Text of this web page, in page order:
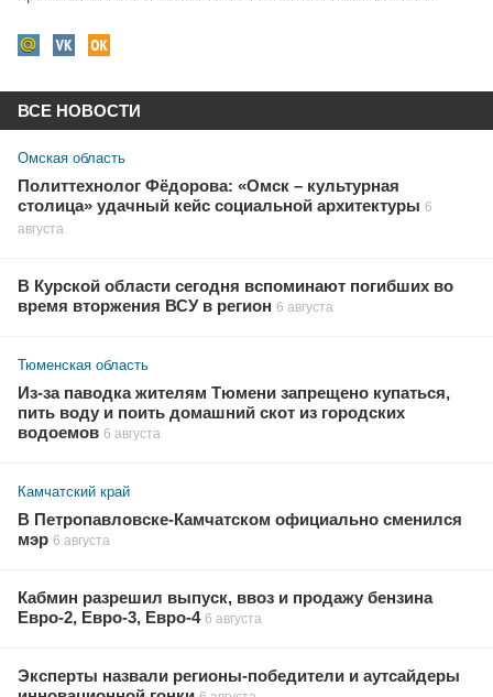
ВСЕ НОВОСТИ
Омская область
Политтехнолог Фёдорова: «Омск – культурная
столица» удачный кейс социальной архитектуры 6
августа
В Курской области сегодня вспоминают погибших во
время вторжения ВСУ в регион 6 августа
Тюменская область
Из-за паводка жителям Тюмени запрещено купаться,
пить воду и поить домашний скот из городских
водоемов 6 августа
Камчатский край
В Петропавловске-Камчатском официально сменился
мэр 6 августа
Кабмин разрешил выпуск, ввоз и продажу бензина
Евро-2, Евро-3, Евро-4 6 августа
Эксперты назвали регионы-победители и аутсайдеры